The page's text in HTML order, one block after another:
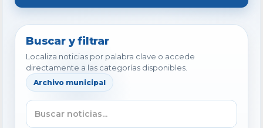
Buscar y filtrar
Localiza noticias por palabra clave o accede
directamente a las categorías disponibles.
Archivo municipal